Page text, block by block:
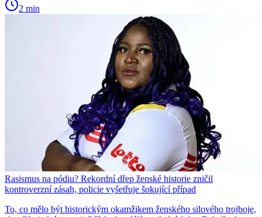
2 min
Rasismus na pódiu? Rekordní dřep ženské historie zničil
kontroverzní zásah, policie vyšetřuje šokující případ
To, co mělo být historickým okamžikem ženského silového trojboje,